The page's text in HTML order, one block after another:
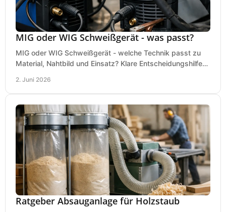
MIG oder WIG Schweißgerät - was passt?
MIG oder WIG Schweißgerät - welche Technik passt zu
Material, Nahtbild und Einsatz? Klare Entscheidungshilfe
2. Juni 2026
Ratgeber Absauganlage für Holzstaub